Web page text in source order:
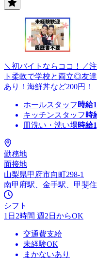
＼初バイトならココ！／
ト柔軟で学校と両立◎友
あり！海鮮丼など200円！
ホールスタッフ 時給
キッチンスタッフ 時
皿洗い・洗い場時給
勤務地
面接地
山梨県甲府市向町298-1
南甲府駅、金手駅、甲斐
シフト
1日2時間 週2日からOK
交通費支給
未経験OK
まかないあり